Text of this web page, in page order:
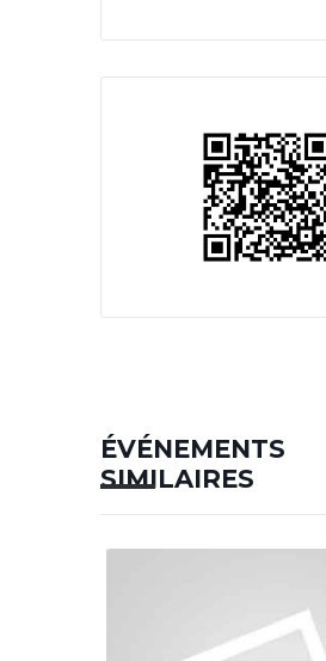
ÉVÉNEMENTS
SIMILAIRES